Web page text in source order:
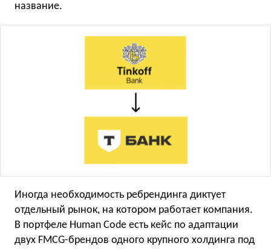
название.
Иногда необходимость ребрендинга диктует
отдельный рынок, на котором работает компания.
В портфеле Human Code есть кейс по адаптации
двух FMCG-брендов одного крупного холдинга под